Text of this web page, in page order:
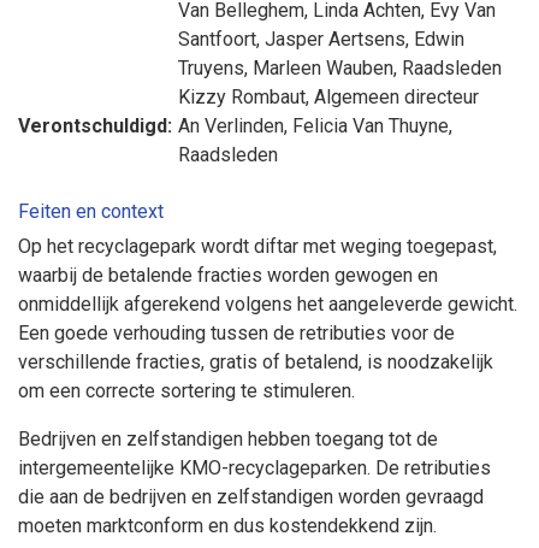
Van Belleghem, Linda Achten, Evy Van
Santfoort, Jasper Aertsens, Edwin
Truyens, Marleen Wauben, Raadsleden
Kizzy Rombaut, Algemeen directeur
Verontschuldigd: An Verlinden, Felicia Van Thuyne,
Raadsleden
Feiten en context
Op het recyclagepark wordt diftar met weging toegepast,
waarbij de betalende fracties worden gewogen en
onmiddellijk afgerekend volgens het aangeleverde gewicht.
Een goede verhouding tussen de retributies voor de
verschillende fracties, gratis of betalend, is noodzakelijk
om een correcte sortering te stimuleren.
Bedrijven en zelfstandigen hebben toegang tot de
intergemeentelijke KMO-recyclageparken. De retributies
die aan de bedrijven en zelfstandigen worden gevraagd
moeten marktconform en dus kostendekkend zijn.